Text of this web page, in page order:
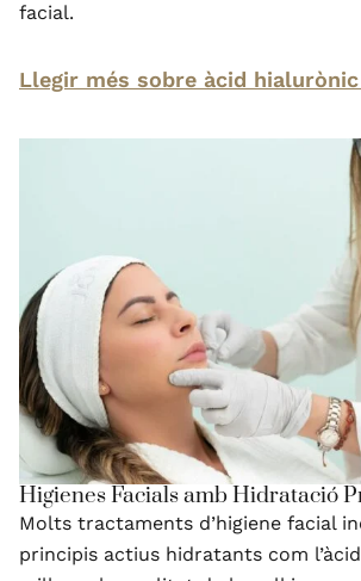
facial.
Llegir més sobre àcid
Higienes Facials amb Hidratació
Molts tractaments d’higiene facial
principis actius hidratants com